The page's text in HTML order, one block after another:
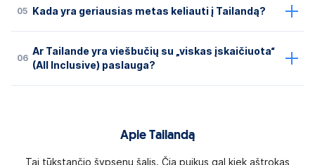
05 Kada yra geriausias metas keliauti į Tailandą?
06
Ar Tailande yra viešbučių su „viskas įskaičiuota“
(All Inclusive) paslauga?
Apie Tailandą
Tai tūkstančio šypsenų šalis. Čia puikus gal kiek aštrokas